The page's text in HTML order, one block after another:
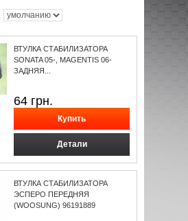
ВТУЛКА СТАБИЛИЗАТОРА
SONATA 05-, MAGENTIS 06-
ЗАДНЯЯ...
64 грн.
Детали
ВТУЛКА СТАБИЛИЗАТОРА
ЭСПЕРО ПЕРЕДНЯЯ
(WOOSUNG) 96191889